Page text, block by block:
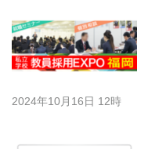
2024年10月16日 12時